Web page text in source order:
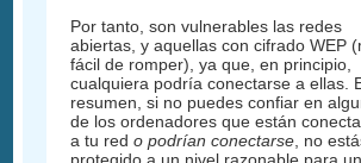
Por tanto, son vulnerables las redes
abiertas, y aquellas con cifrado WEP
fácil de romper), ya que, en principio,
cualquiera podría conectarse a ellas.
resumen, si no puedes confiar en
de los ordenadores que están
a tu redo podrían conectarse , no